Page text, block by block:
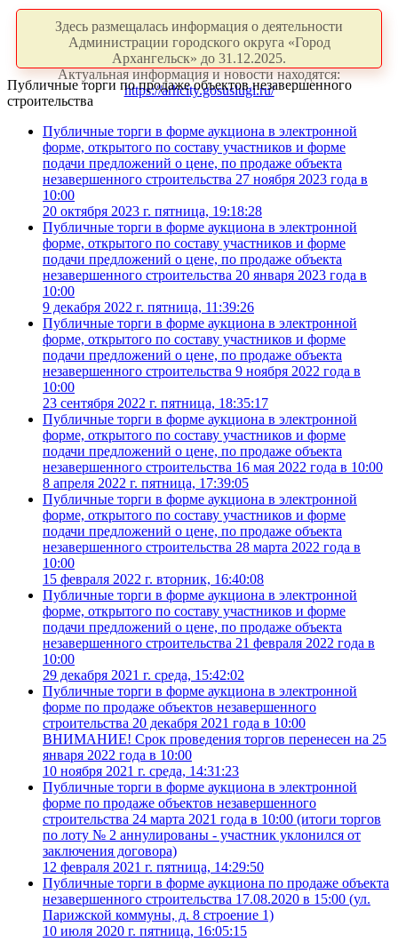
Здесь размещалась информация о деятельности
Администрации городского округа «Город
Архангельск» до 31.12.2025.
Актуальная информация и новости находятся:
https://arhcity.gosuslugi.ru/
Публичные торги по продаже объектов незавершенного
строительства
Публичные торги в форме аукциона в электронной
форме, открытого по составу участников и форме
подачи предложений о цене, по продаже объекта
незавершенного строительства 27 ноября 2023 года в
10:00
20 октября 2023 г. пятница, 19:18:28
Публичные торги в форме аукциона в электронной
форме, открытого по составу участников и форме
подачи предложений о цене, по продаже объекта
незавершенного строительства 20 января 2023 года в
10:00
9 декабря 2022 г. пятница, 11:39:26
Публичные торги в форме аукциона в электронной
форме, открытого по составу участников и форме
подачи предложений о цене, по продаже объекта
незавершенного строительства 9 ноября 2022 года в
10:00
23 сентября 2022 г. пятница, 18:35:17
Публичные торги в форме аукциона в электронной
форме, открытого по составу участников и форме
подачи предложений о цене, по продаже объекта
незавершенного строительства 16 мая 2022 года в 10:00
8 апреля 2022 г. пятница, 17:39:05
Публичные торги в форме аукциона в электронной
форме, открытого по составу участников и форме
подачи предложений о цене, по продаже объекта
незавершенного строительства 28 марта 2022 года в
10:00
15 февраля 2022 г. вторник, 16:40:08
Публичные торги в форме аукциона в электронной
форме, открытого по составу участников и форме
подачи предложений о цене, по продаже объекта
незавершенного строительства 21 февраля 2022 года в
10:00
29 декабря 2021 г. среда, 15:42:02
Публичные торги в форме аукциона в электронной
форме по продаже объектов незавершенного
строительства 20 декабря 2021 года в 10:00
ВНИМАНИЕ! Срок проведения торгов перенесен на 25
января 2022 года в 10:00
10 ноября 2021 г. среда, 14:31:23
Публичные торги в форме аукциона в электронной
форме по продаже объектов незавершенного
строительства 24 марта 2021 года в 10:00 (итоги торгов
по лоту № 2 аннулированы - участник уклонился от
заключения договора)
12 февраля 2021 г. пятница, 14:29:50
Публичные торги в форме аукциона по продаже объекта
незавершенного строительства 17.08.2020 в 15:00 (ул.
Парижской коммуны, д. 8 строение 1)
10 июля 2020 г. пятница, 16:05:15